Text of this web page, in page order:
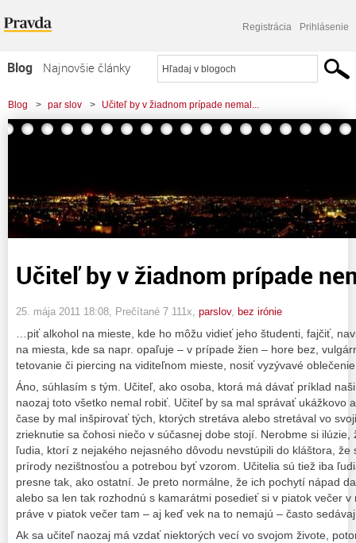
Registrácia Prihlásenie
Blog
Najnovšie články
Najčítanejšie články
Najkomentovanejšie články
Komerčné blogy
Blog > par slov > Učiteľ by v žiadnom prípade nemal...
Učiteľ by v žiadnom prípade
25. mája 2011 18:08 , Prečítané 7 111x, parslov, bez irónie
…piť alkohol na mieste, kde ho môžu vidieť jeho študenti, fajčiť,
na miesta, kde sa napr. opaľuje – v prípade žien – hore bez,
tetovanie či piercing na viditeľnom mieste, nosiť vyzývavé
Áno, súhlasím s tým. Učiteľ, ako osoba, ktorá má dávať príklad
naozaj toto všetko nemal robiť. Učiteľ by sa mal správať ukážkovo
čase by mal inšpirovať tých, ktorých stretáva alebo stretával vo
zrieknutie sa čohosi niečo v súčasnej dobe stojí. Nerobme si
ľudia, ktorí z nejakého nejasného dôvodu nevstúpili do kláštora,
prírody nezištnosťou a potrebou byť vzorom. Učitelia sú tiež iba
presne tak, ako ostatní. Je preto normálne, že ich pochytí nápad
alebo sa len tak rozhodnú s kamarátmi posedieť si v piatok večer
práve v piatok večer tam – aj keď vek na to nemajú – často
Ak sa učiteľ naozaj má vzdať niektorých vecí vo svojom živote,